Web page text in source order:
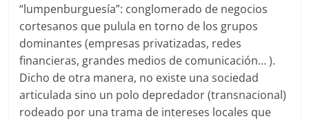
“lumpenburguesía”: conglomerado de negocios
cortesanos que pulula en torno de los grupos
dominantes (empresas privatizadas, redes
financieras, grandes medios de comunicación… ).
Dicho de otra manera, no existe una sociedad
articulada sino un polo depredador (transnacional)
rodeado por una trama de intereses locales que